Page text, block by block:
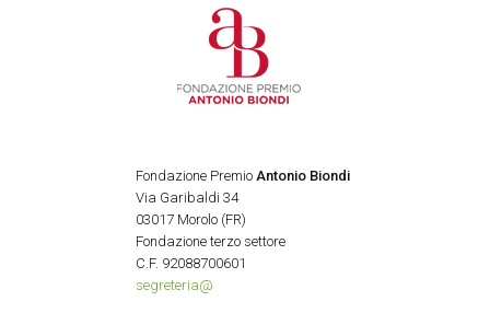
Fondazione PremioAntonio Biondi
Via Garibaldi 34
03017 Morolo (FR)
Fondazione terzo settore
C.F. 92088700601
segreteria@